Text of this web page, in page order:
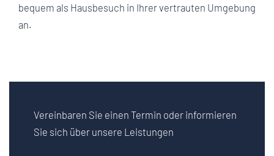
bequem als Hausbesuch in Ihrer vertrauten Umgebung
an.
Vereinbaren Sie einen Termin oder informieren
Sie sich über unsere Leistungen